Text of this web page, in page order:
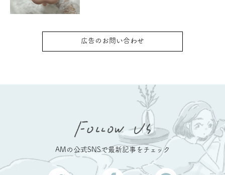
広告のお問い合わせ
AMの公式SNSで最新記事をチェック